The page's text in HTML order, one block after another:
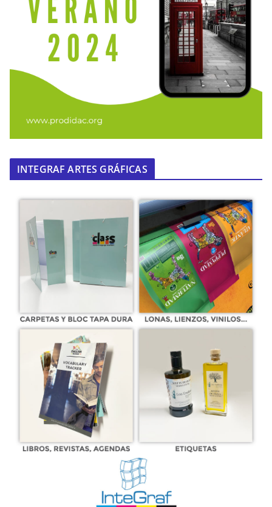
INTEGRAF ARTES GRÁFICAS